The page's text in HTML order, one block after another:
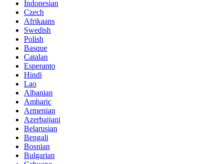
Indonesian
Czech
Afrikaans
Swedish
Polish
Basque
Catalan
Esperanto
Hindi
Lao
Albanian
Amharic
Armenian
Azerbaijani
Belarusian
Bengali
Bosnian
Bulgarian